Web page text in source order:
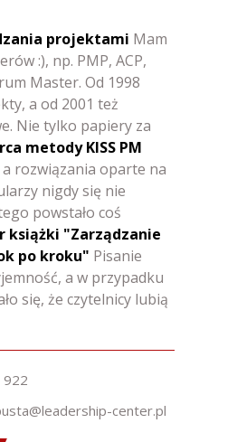
projektami Mam
:), np. PMP, ACP,
Master. Od 1998
a od 2001 też
Nie tylko papiery za
metody KISS PM
rozwiązania oparte na
nigdy się nie
powstało coś
książki "Zarządzanie
po kroku" Pisanie
a w przypadku
się, że czytelnicy lubią
922
center.pl